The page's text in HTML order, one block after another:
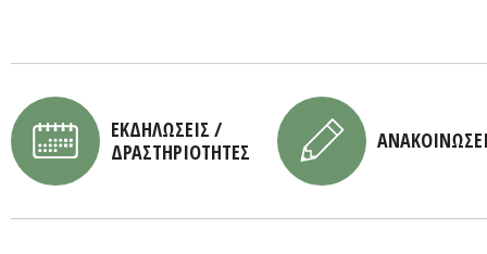
ΕΚΔΗΛΩΣΕΙΣ /
ΔΡΑΣΤΗΡΙΟΤΗΤΕΣ